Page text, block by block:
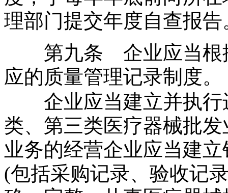
理部门提交年度自查报告
第九条 企业应当根据
应的质量管理记录制度。
企业应当建立并执行
类、第三类医疗器械批
业务的经营企业应当建
(包括采购记录、验收记